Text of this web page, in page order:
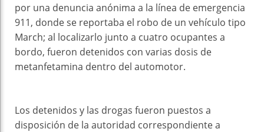
por una denuncia anónima a la línea de emergencia
911, donde se reportaba el robo de un vehículo tipo
March; al localizarlo junto a cuatro ocupantes a
bordo, fueron detenidos con varias dosis de
metanfetamina dentro del automotor.
Los detenidos y las drogas fueron puestos a
disposición de la autoridad correspondiente a